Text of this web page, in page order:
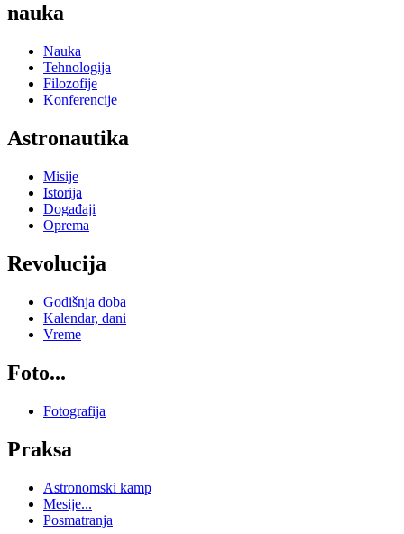
nauka
Nauka
Tehnologija
Filozofije
Konferencije
Astronautika
Misije
Istorija
Događaji
Oprema
Revolucija
Godišnja doba
Kalendar, dani
Vreme
Foto...
Fotografija
Praksa
Astronomski kamp
Mesije...
Posmatranja